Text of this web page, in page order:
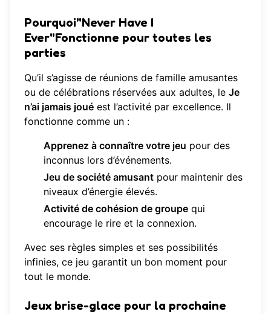
Pourquoi"Never Have I
Ever"Fonctionne pour toutes les
parties
Qu’il s’agisse de réunions de famille amusantes
ou de célébrations réservées aux adultes, le Je
n’ai jamais joué est l’activité par excellence. Il
fonctionne comme un :
Apprenez à connaître votre jeu pour des
inconnus lors d’événements.
Jeu de société amusant pour maintenir des
niveaux d’énergie élevés.
Activité de cohésion de groupe qui
encourage le rire et la connexion.
Avec ses règles simples et ses possibilités
infinies, ce jeu garantit un bon moment pour
tout le monde.
Jeux brise-glace pour la prochaine